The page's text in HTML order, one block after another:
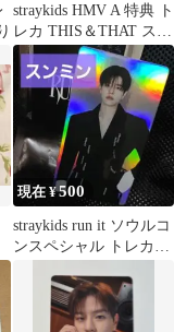
straykids HMV A 特典 ト
レカ THIS＆THAT スン
ミン
現在 ¥500
straykids run it ソウルコ
ンスペシャル トレカ